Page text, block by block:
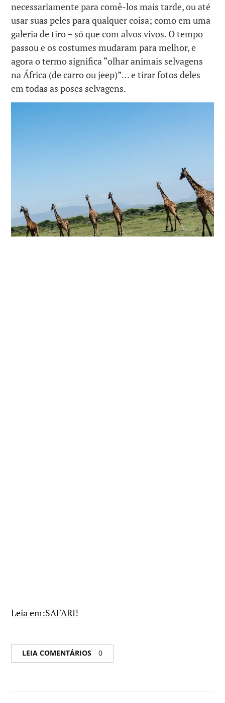
necessariamente para comê-los mais tarde, ou até
usar suas peles para qualquer coisa; como em uma
galeria de tiro – só que com alvos vivos. O tempo
passou e os costumes mudaram para melhor, e
agora o termo significa “olhar animais selvagens
na África (de carro ou jeep)”… e tirar fotos deles
em todas as poses selvagens.
Leia em:SAFARI!
LEIA COMENTÁRIOS 0